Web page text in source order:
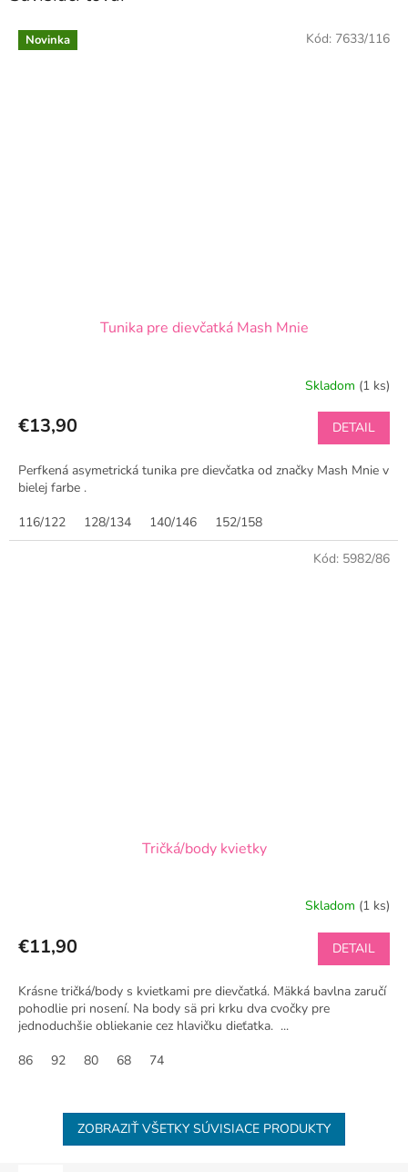
Novinka
Tunika pre dievčatká Mash Mnie
Skladom (1 ks)
€13,90 DETAIL
Perfkená asymetrická tunika pre dievčatka od značky Mash Mnie v
bielej farbe .
116/122
128/134 140/146 152/158
Kód: 7633/116
Tričká/body kvietky
Skladom (1 ks)
€11,90 DETAIL
Krásne tričká/body s kvietkami pre dievčatká. Mäkká bavlna zaručí
pohodlie pri nosení. Na body sä pri krku dva cvočky pre
jednoduchšie obliekanie cez hlavičku dieťatka. ...
86
92 80 68 74
Kód: 5982/86
ZOBRAZIŤ VŠETKY SÚVISIACE PRODUKTY